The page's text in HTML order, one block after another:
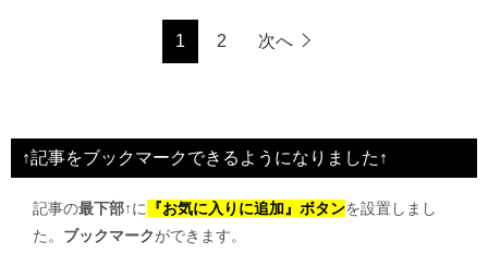
1 2 次へ
↑記事をブックマークできるようになりました↑
記事の最下部↑に 『お気に入りに追加』ボタンを設置しまし
た。 ブックマークができます。